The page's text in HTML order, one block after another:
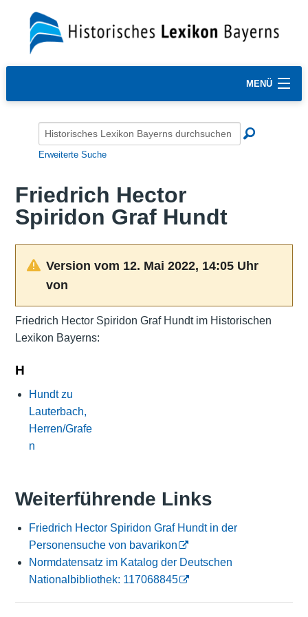
MENÜ
Erweiterte Suche
Friedrich Hector
Spiridon Graf Hundt
Version vom 12. Mai 2022, 14:05 Uhr
von
Friedrich Hector Spiridon Graf Hundt im Historischen
Lexikon Bayerns:
H
Hundt zu
Lauterbach,
Herren/Grafe
n
Weiterführende Links
Friedrich Hector Spiridon Graf Hundt in der
Personensuche von bavarikon
Normdatensatz im Katalog der Deutschen
Nationalbibliothek: 117068845